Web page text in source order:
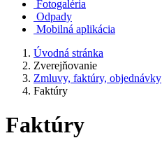
Fotogaléria
Odpady
Mobilná aplikácia
Úvodná stránka
Zverejňovanie
Zmluvy, faktúry, objednávky
Faktúry
Faktúry